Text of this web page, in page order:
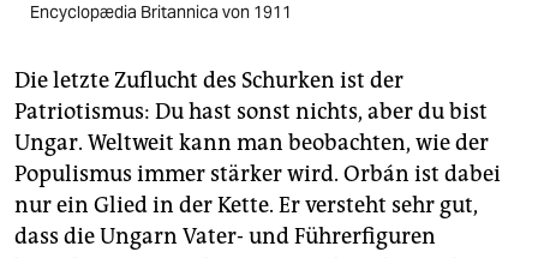
Encyclopædia Britannica von 1911
Die letzte Zuflucht des Schurken ist der
Patriotismus: Du hast sonst nichts, aber du bist
Ungar. Weltweit kann man beobachten, wie der
Populismus immer stärker wird. Orbán ist dabei
nur ein Glied in der Kette. Er versteht sehr gut,
dass die Ungarn Vater- und Führerfiguren